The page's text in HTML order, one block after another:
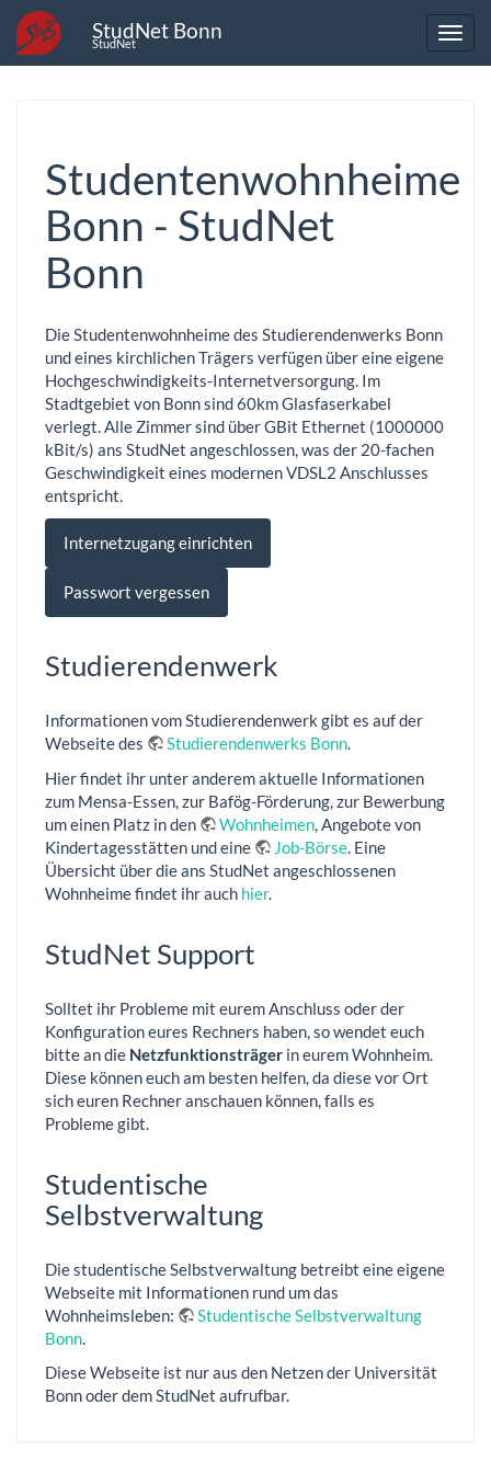
StudNet Bonn
StudNet
Studentenwohnheime
Bonn - StudNet
Bonn
Die Studentenwohnheime des Studierendenwerks Bonn
und eines kirchlichen Trägers verfügen über eine eigene
Hochgeschwindigkeits-Internetversorgung. Im
Stadtgebiet von Bonn sind 60km Glasfaserkabel
verlegt. Alle Zimmer sind über GBit Ethernet (1000000
kBit/s) ans StudNet angeschlossen, was der 20-fachen
Geschwindigkeit eines modernen VDSL2 Anschlusses
entspricht.
Internetzugang einrichten
Passwort vergessen
Studierendenwerk
Informationen vom Studierendenwerk gibt es auf der
Webseite des
Studierendenwerks Bonn.
Hier findet ihr unter anderem aktuelle Informationen
zum Mensa-Essen, zur Bafög-Förderung, zur Bewerbung
um einen Platz in den
Wohnheimen , Angebote von
Kindertagesstätten und eine
Job-Börse . Eine
Übersicht über die ans StudNet angeschlossenen
Wohnheime findet ihr auch hier.
StudNet Support
Solltet ihr Probleme mit eurem Anschluss oder der
Konfiguration eures Rechners haben, so wendet euch
bitte an die Netzfunktionsträger in eurem Wohnheim.
Diese können euch am besten helfen, da diese vor Ort
sich euren Rechner anschauen können, falls es
Probleme gibt.
Studentische
Selbstverwaltung
Die studentische Selbstverwaltung betreibt eine eigene
Webseite mit Informationen rund um das
Wohnheimsleben:
Studentische Selbstverwaltung
Bonn
Diese Webseite ist nur aus den Netzen der Universität
Bonn oder dem StudNet aufrufbar.